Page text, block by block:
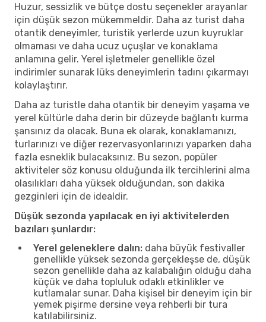
Huzur, sessizlik ve bütçe dostu seçenekler arayanlar
için düşük sezon mükemmeldir. Daha az turist daha
otantik deneyimler, turistik yerlerde uzun kuyruklar
olmaması ve daha ucuz uçuşlar ve konaklama
anlamına gelir. Yerel işletmeler genellikle özel
indirimler sunarak lüks deneyimlerin tadını çıkarmayı
kolaylaştırır.
Daha az turistle daha otantik bir deneyim yaşama ve
yerel kültürle daha derin bir düzeyde bağlantı kurma
şansınız da olacak. Buna ek olarak, konaklamanızı,
turlarınızı ve diğer rezervasyonlarınızı yaparken daha
fazla esneklik bulacaksınız. Bu sezon, popüler
aktiviteler söz konusu olduğunda ilk tercihlerini alma
olasılıkları daha yüksek olduğundan, son dakika
gezginleri için de idealdir.
Düşük sezonda yapılacak en iyi aktivitelerden
bazıları şunlardır:
Yerel geleneklere dalın: daha büyük festivaller
genellikle yüksek sezonda gerçekleşse de, düşük
sezon genellikle daha az kalabalığın olduğu daha
küçük ve daha topluluk odaklı etkinlikler ve
kutlamalar sunar. Daha kişisel bir deneyim için bir
yemek pişirme dersine veya rehberli bir tura
katılabilirsiniz.